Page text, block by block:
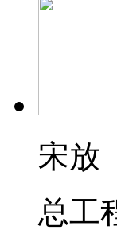
宋放
总工